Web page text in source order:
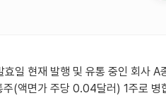
효일 현재 발행 및 유통 중인 회
(액면가 주당 0.04달러) 1주로